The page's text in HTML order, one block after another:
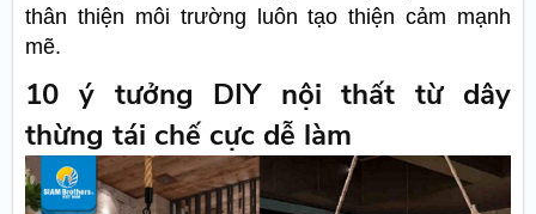
thân thiện môi trường luôn tạo thiện cảm mạnh
mẽ.
10 ý tưởng DIY nội thất từ dây
thừng tái chế cực dễ làm